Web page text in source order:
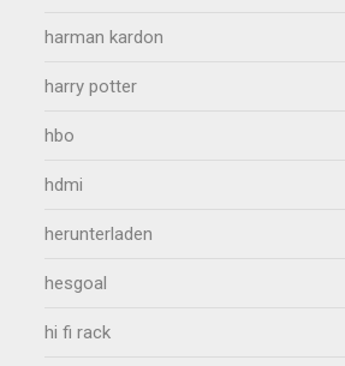
harman kardon
harry potter
hbo
hdmi
herunterladen
hesgoal
hi fi rack